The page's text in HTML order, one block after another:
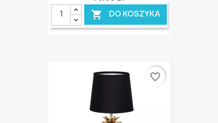
 DO KOSZYKA
favorite_border